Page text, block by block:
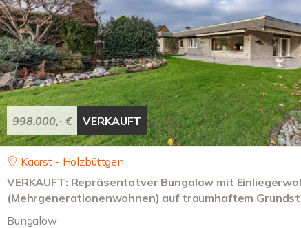
998.000,- € VERKAUFT
Kaarst - Holzbüttgen
VERKAUFT: Repräsentatver Bungalow mit
(Mehrgenerationenwohnen) auf traumhaftem
Bungalow